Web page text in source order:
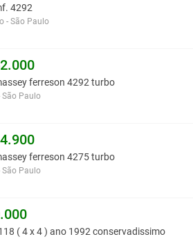
4292
- São Paulo
ferreson 4292 turbo
São Paulo
ferreson 4275 turbo
São Paulo
( 4 x 4 ) ano 1992 conservadissimo